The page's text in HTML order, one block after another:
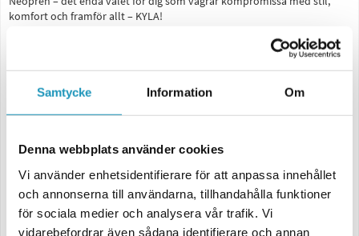
Samtycke Information Om
Denna webbplats använder cookies
Vi använder enhetsidentifierare för att anpassa innehållet
och annonserna till användarna, tillhandahålla funktioner
för sociala medier och analysera vår trafik. Vi
vidarebefordrar även sådana identifierare och annan
komfort och framför allt – KYLA!
Överlägsen Kylning:Tack vare den avancerade neoprentekniken håller
den din dryck iskall, från första till sista droppen. Ingen mer ljummen
läsk eller öl! Det är som att ha en personlig isbjörn i fickan – som aldrig
smälter!
perfekt i handen, ger ett fantastiskt grepp och förhindrar kondens.
Slipp blöta händer och kalla fingrar – detta är lyxen du förtjänar!
Stilren Design:Låt din burk tala för sig själv med en burkkylare som
kombinerar funktion och mode. Med sin eleganta design och färger
som passar alla smaker (Du får välja vilken färg du vill, så länge den är